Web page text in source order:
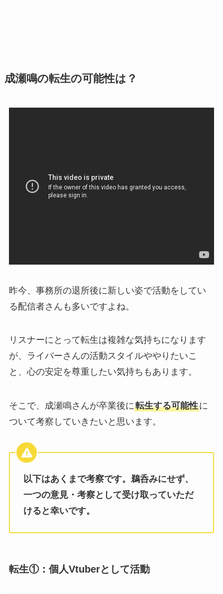
成瀬鳴の転生の可能性は？
昨今、事務所の退所後に新しい姿で活動をしてい
る配信者さんも多いですよね。
リスナーにとって転生は複雑な気持ちになります
が、ライバーさんの活動スタイルややりたいこ
と、心の安定を尊重したい気持ちもあります。
そこで、成瀬鳴さんが卒業後に転生する可能性に
ついて考察していきたいと思います。
以下はあくまで考察です。鵜呑みにせず、
一つの意見・考察として受け取っていただ
けると幸いです。
転生①：個人Vtuberとして活動